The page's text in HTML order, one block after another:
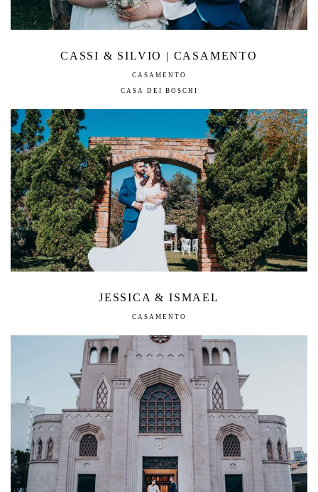
CASSI & SILVIO | CASAMENTO
CASAMENTO
CASA DEI BOSCHI
JESSICA & ISMAEL
CASAMENTO